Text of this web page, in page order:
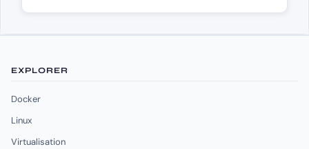
EXPLORER
Docker
Linux
Virtualisation